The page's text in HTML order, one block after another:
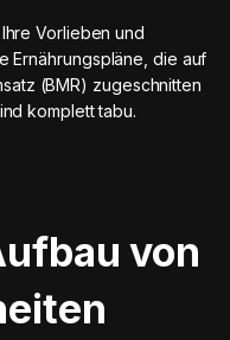
Vorlieben und
Ernährungspläne, die auf
(BMR) zugeschnitten
komplett tabu.
von